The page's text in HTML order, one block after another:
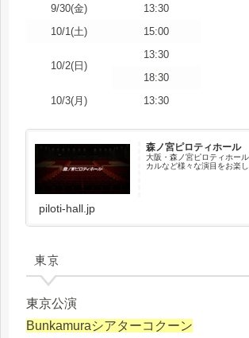
9/30(金)
13:30
10/1(土)
15:00
10/2(日)
13:30
18:30
10/3(月)
13:30
森ノ宮ピロティホール
大阪・森ノ宮ピロティホー
カルなど様々な演目をお楽
piloti-hall.jp
東京
東京公演
Bunkamuraシアターコクーン